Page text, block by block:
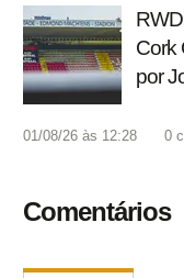
Cork
por
01/08/26 às 12:28 0
Comentários